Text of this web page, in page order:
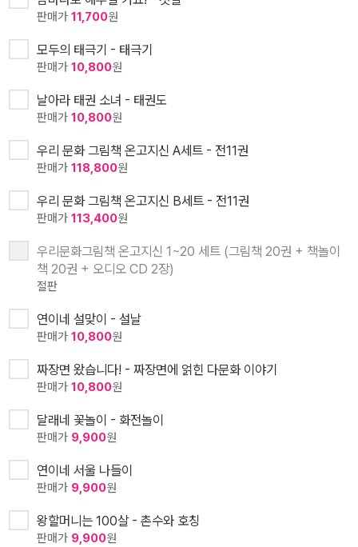
판매가 11,700원
모두의 태극기 - 태극기
판매가 10,800원
날아라 태권 소녀 - 태권도
판매가 10,800원
우리 문화 그림책 온고지신 A세트 - 전11권
판매가 118,800원
우리 문화 그림책 온고지신 B세트 - 전11권
판매가 113,400원
우리문화그림책 온고지신 1~20 세트 (그림책 20권 + 책놀이
책 20권 + 오디오 CD 2장)
절판
연이네 설맞이 - 설날
판매가 10,800원
짜장면 왔습니다! - 짜장면에 얽힌 다문화 이야기
판매가 10,800원
달래네 꽃놀이 - 화전놀이
판매가 9,900원
연이네 서울 나들이
판매가 9,900원
왕할머니는 100살 - 촌수와 호칭
판매가 9,900원